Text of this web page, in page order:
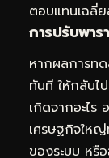
ตอบแทนเฉลี่
การปรับพา
หากผลการท
ทันที ให้กลับไ
เกิดจากอะไร
เศรษฐกิจใหญ่
ของระบบ หรื